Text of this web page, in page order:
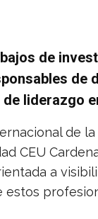
de
de
liderazgo
de
CEU
a